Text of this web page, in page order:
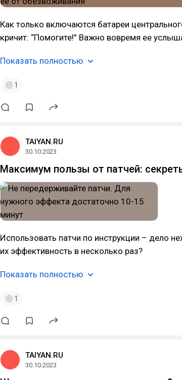
Как только включаются батареи
кричит: “Помогите!” Важно вовремя ее
Показать полностью
1
TAIYAN.RU
30.10.2023
Максимум пользы от патчей:
Использовать патчи по инструкции – дело
их эффективность в несколько раз?
Показать полностью
1
TAIYAN.RU
30.10.2023